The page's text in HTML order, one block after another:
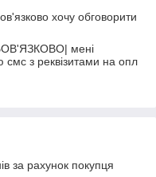
хочу обговорити
мені
з реквізитами на опл
за рахунок покупця